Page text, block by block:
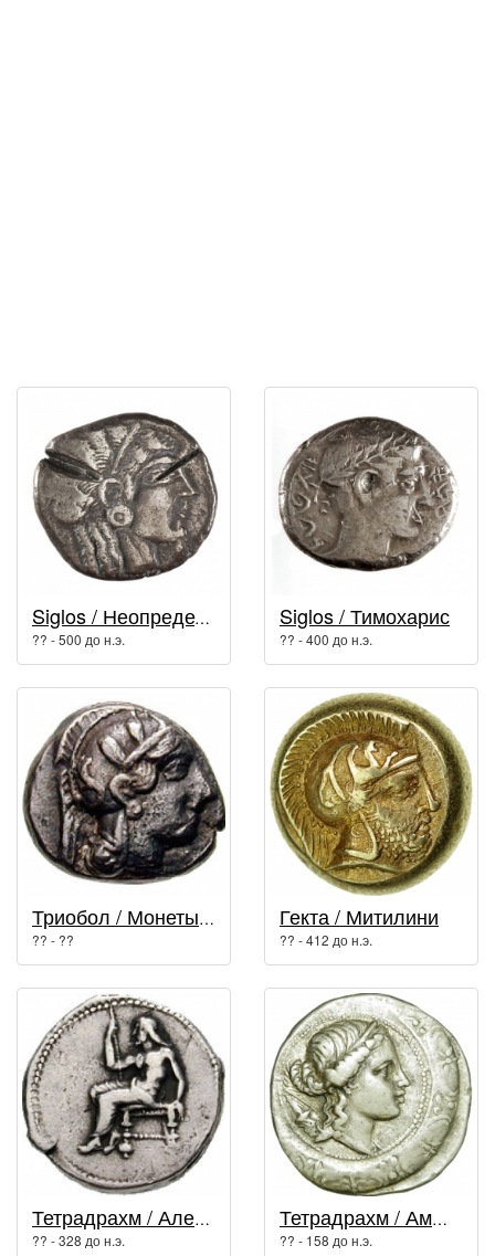
Siglos / Неопределенный король
?? - 500 до н.э.
Siglos / Тимохарис
?? - 400 до н.э.
Триобол / Монеты древней Греции
?? - ??
Гекта / Митилини
?? - 412 до н.э.
Тетрадрахм / Александр Македонский
?? - 328 до н.э.
Тетрадрахм / Амфиполис
?? - 158 до н.э.